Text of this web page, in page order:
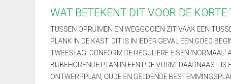
WAT BETEKENT DIT VOOR DE
TUSSEN OPRUIMEN EN WEGGOOIEN ZIT VAAK EEN
PLANK IN DE KAST. DIT IS IN IEDER GEVAL EEN GOED
TWEESLAG: CONFORM DE REGULIERE EISEN
BIJBEHORENDE PLAN IN EEN PDF VORM. DAARNAAST
ONTWERPPLAN, OUDE EN GELDENDE